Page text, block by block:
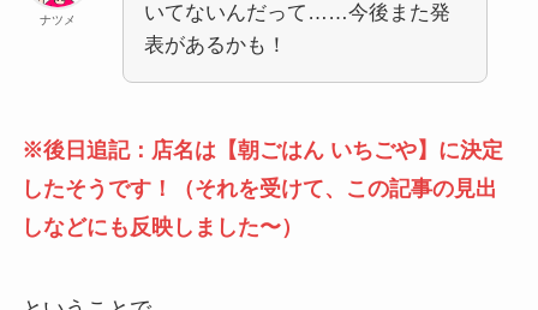
ナツメ
いてないんだって……今後また発
表があるかも！
※後日追記：店名は【朝ごはん いちごや】に決定
したそうです！（それを受けて、この記事の見出
しなどにも反映しました〜）